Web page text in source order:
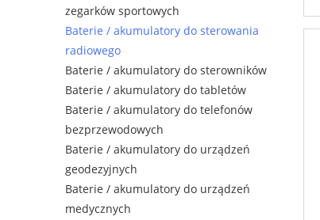
zegarków sportowych
Baterie / akumulatory do sterowania
radiowego
Baterie / akumulatory do sterowników
Baterie / akumulatory do tabletów
Baterie / akumulatory do telefonów
bezprzewodowych
Baterie / akumulatory do urządzeń
geodezyjnych
Baterie / akumulatory do urządzeń
medycznych